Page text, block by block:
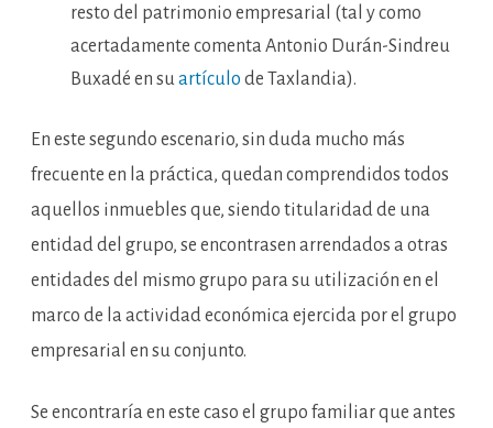
resto del patrimonio empresarial (tal y como
acertadamente comenta Antonio Durán-Sindreu
Buxadé en suartículo de Taxlandia).
En este segundo escenario, sin duda mucho más
frecuente en la práctica, quedan comprendidos todos
aquellos inmuebles que, siendo titularidad de una
entidad del grupo, se encontrasen arrendados a otras
entidades del mismo grupo para su utilización en el
marco de la actividad económica ejercida por el grupo
empresarial en su conjunto.
Se encontraría en este caso el grupo familiar que antes